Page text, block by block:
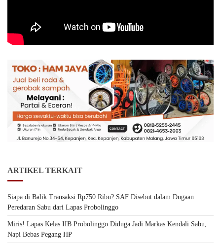
ARTIKEL TERKAIT
Siapa di Balik Transaksi Rp750 Ribu? SAF Disebut dalam Dugaan
Peredaran Sabu dari Lapas Probolinggo
Miris! Lapas Kelas IIB Probolinggo Diduga Jadi Markas Kendali Sabu,
Napi Bebas Pegang HP